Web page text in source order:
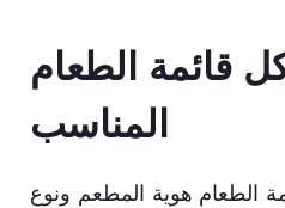
قائمة الطعام
المناسب
الطعام هوية المطعم ونوع